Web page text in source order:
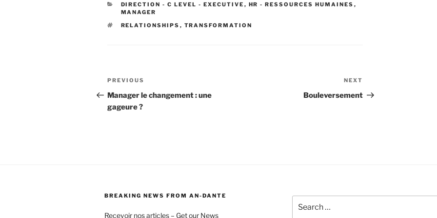
CATEGORIES
DIRECTION - C LEVEL - EXECUTIVE , HR - RESSOURCES HUMAINES ,
MANAGER
TAGS
RELATIONSHIPS , TRANSFORMATION
Post
navigation
Previous
Post
PREVIOUS
Manager le changement : une
gageure ?
Post
NEXT
Bouleversement
BREAKING NEWS FROM AN-DANTE
Recevoir nos articles – Get our News
for: